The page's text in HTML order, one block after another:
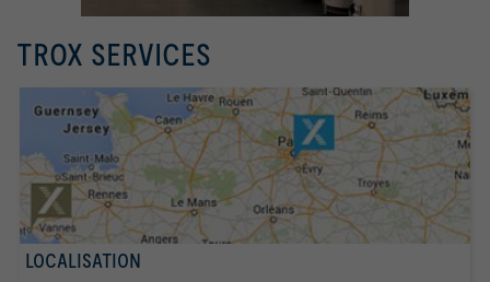
TROX SERVICES
LOCALISATION